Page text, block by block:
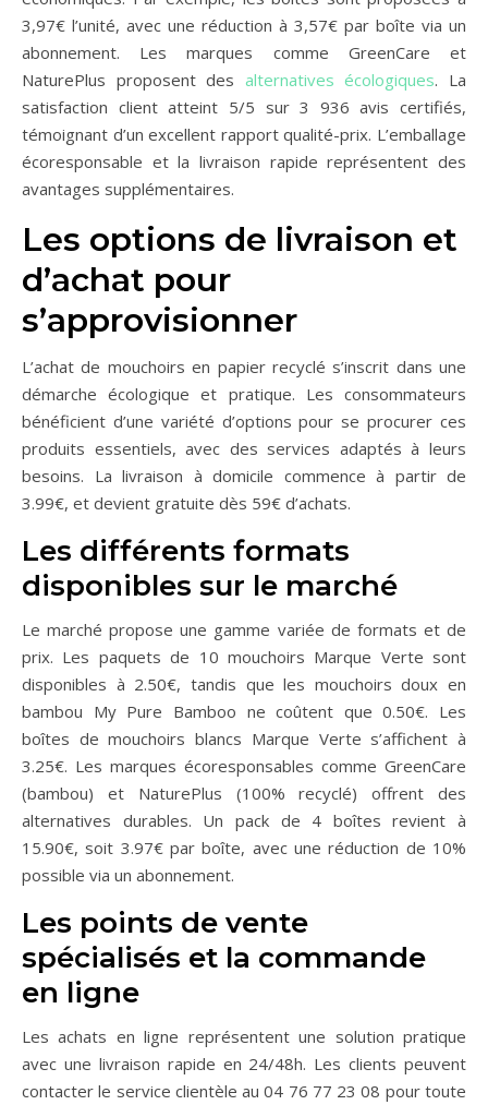
3,97€ l’unité, avec une réduction à 3,57€ par boîte via un
abonnement. Les marques comme GreenCare et
NaturePlus proposent des alternatives écologiques. La
satisfaction client atteint 5/5 sur 3 936 avis certifiés,
témoignant d’un excellent rapport qualité-prix. L’emballage
écoresponsable et la livraison rapide représentent des
avantages supplémentaires.
Les options de livraison et
d’achat pour
s’approvisionner
L’achat de mouchoirs en papier recyclé s’inscrit dans une
démarche écologique et pratique. Les consommateurs
bénéficient d’une variété d’options pour se procurer ces
produits essentiels, avec des services adaptés à leurs
besoins. La livraison à domicile commence à partir de
3.99€, et devient gratuite dès 59€ d’achats.
Les différents formats
disponibles sur le marché
Le marché propose une gamme variée de formats et de
prix. Les paquets de 10 mouchoirs Marque Verte sont
disponibles à 2.50€, tandis que les mouchoirs doux en
bambou My Pure Bamboo ne coûtent que 0.50€. Les
boîtes de mouchoirs blancs Marque Verte s’affichent à
3.25€. Les marques écoresponsables comme GreenCare
(bambou) et NaturePlus (100% recyclé) offrent des
alternatives durables. Un pack de 4 boîtes revient à
15.90€, soit 3.97€ par boîte, avec une réduction de 10%
possible via un abonnement.
Les points de vente
spécialisés et la commande
en ligne
Les achats en ligne représentent une solution pratique
avec une livraison rapide en 24/48h. Les clients peuvent
contacter le service clientèle au 04 76 77 23 08 pour toute